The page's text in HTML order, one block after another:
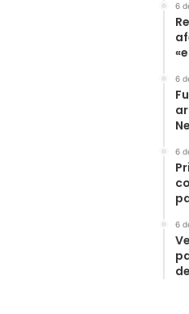
6
6
6
6